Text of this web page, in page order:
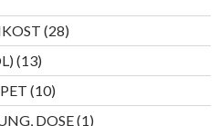
2828
Produkte
1313
Produkte
1010
Produkte
DOSE 11